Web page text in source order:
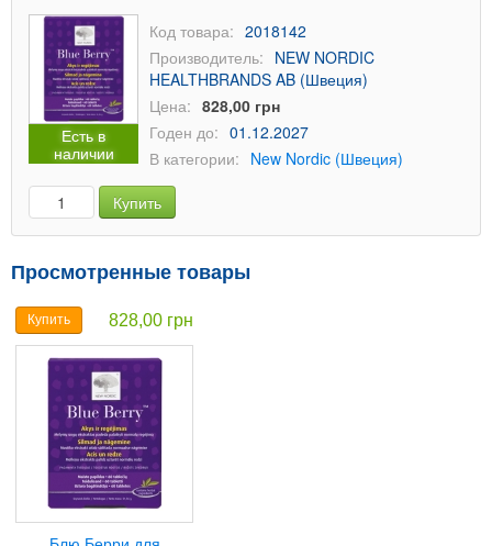
Есть в
наличии
Код товара: 2018142
Производитель: NEW NORDIC
HEALTHBRANDS AB (Швеция)
Цена: 828,00 грн
Годен до: 01.12.2027
В категории: New Nordic (Швеция)
Купить
Просмотренные товары
Купить 828,00 грн